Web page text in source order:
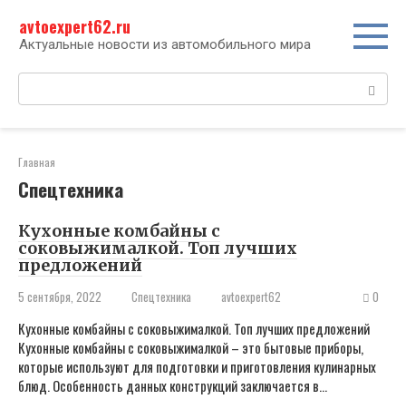
контенту
avtoexpert62.ru
Актуальные новости из автомобильного мира
Поиск:
Главная
Спецтехника
Кухонные комбайны с
соковыжималкой. Топ лучших
предложений
5 сентября, 2022 Спецтехника avtoexpert62 0
Кухонные комбайны с соковыжималкой. Топ лучших предложений
Кухонные комбайны с соковыжималкой – это бытовые приборы,
которые используют для подготовки и приготовления кулинарных
блюд. Особенность данных конструкций заключается в…